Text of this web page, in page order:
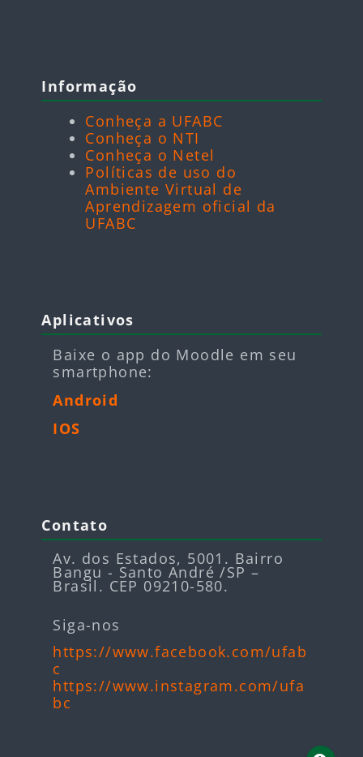
Informação
Conheça a UFABC
Conheça o NTI
Conheça o Netel
Políticas de uso do
Ambiente Virtual de
Aprendizagem oficial da
UFABC
Aplicativos
Baixe o app do Moodle em seu
smartphone:
Android
IOS
Contato
Av. dos Estados, 5001. Bairro
Bangu - Santo André /SP –
Brasil. CEP 09210-580.
Siga-nos
https://www.facebook.com/ufab
c
https://www.instagram.com/ufa
bc